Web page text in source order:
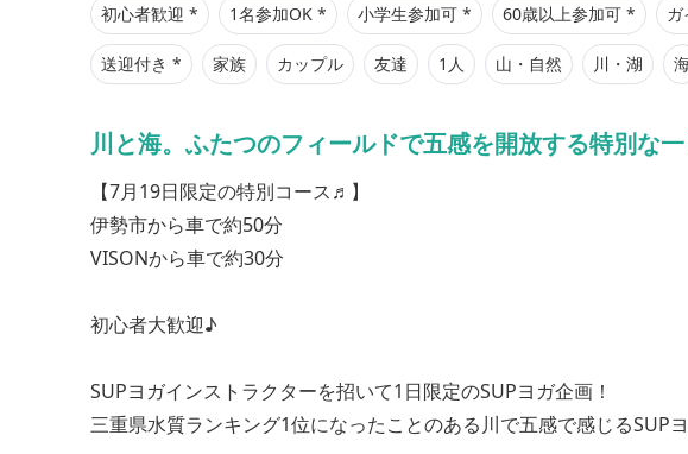
初心者歓迎 * 1名参加OK * 小学生参加可 * 60歳以上参加可 *
送迎付き * 家族 カップル 友達 1人 山・自然 川・湖
川と海。ふたつのフィールドで五感を開放する特別な一
【7月19日限定の特別コース♬】
伊勢市から車で約50分
VISONから車で約30分
初心者大歓迎♪
SUPヨガインストラクターを招いて1日限定のSUPヨガ企画！
三重県水質ランキング1位になったことのある川で五感で感じるSUPヨ